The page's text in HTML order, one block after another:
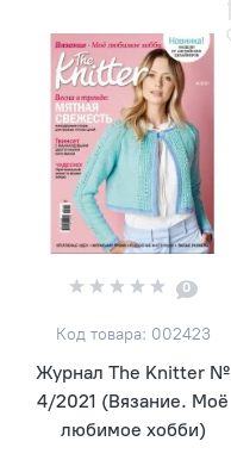
0
Код товара: 002423
Журнал The Knitter №
4/2021 (Вязание. Моё
любимое хобби)